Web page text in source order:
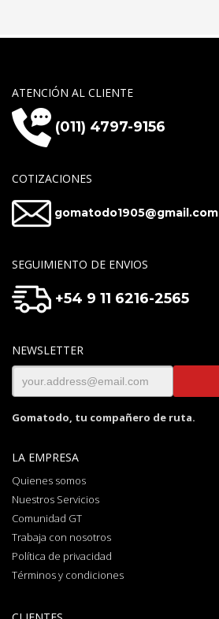
ATENCIÓN AL CLIENTE
(011) 4797-9156
COTIZACIONES
gomatodo1905@gmail.com
SEGUIMIENTO DE ENVIOS
+54 9 11 6216-2565
NEWSLETTER
Gomatodo, tu compañero de ruta.
LA EMPRESA
Quienes somos
Nuestros Servicios
Comunidad GT
Trabaja con nosotros
Política de privacidad
Términos y condiciones